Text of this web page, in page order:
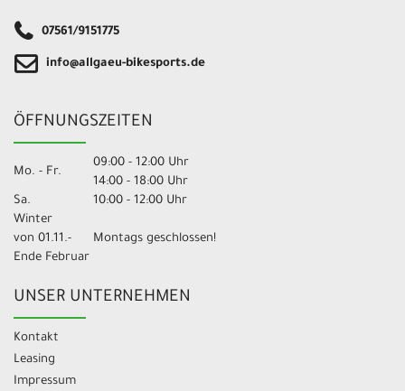
07561/9151775
info@allgaeu-bikesports.de
ÖFFNUNGSZEITEN
Mo. - Fr.
09:00 - 12:00 Uhr
14:00 - 18:00 Uhr
Sa.
10:00 - 12:00 Uhr
Winter
von 01.11.-
Ende Februar
Montags geschlossen!
UNSER UNTERNEHMEN
Kontakt
Leasing
Impressum